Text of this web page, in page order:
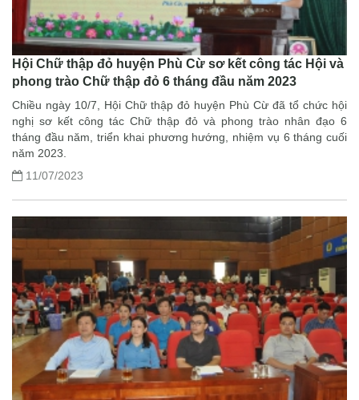
Hội Chữ thập đỏ huyện Phù Cừ sơ kết công tác Hội và
phong trào Chữ thập đỏ 6 tháng đầu năm 2023
Chiều ngày 10/7, Hội Chữ thập đỏ huyện Phù Cừ đã tổ chức hội
nghị sơ kết công tác Chữ thập đỏ và phong trào nhân đạo 6
tháng đầu năm, triển khai phương hướng, nhiệm vụ 6 tháng cuối
năm 2023.
11/07/2023